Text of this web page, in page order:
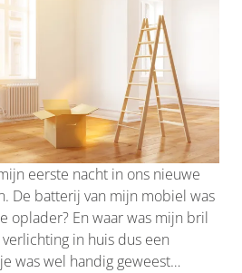
eerste nacht in ons nieuwe
De batterij van mijn mobiel was
oplader? En waar was mijn bril
in huis dus een
was wel handig geweest…